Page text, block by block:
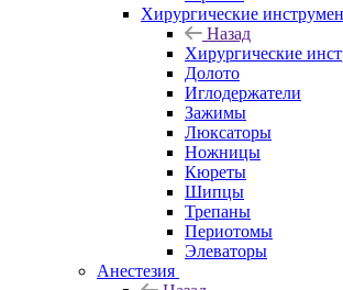
Хирургические
Назад
Хирургические
Долото
Иглодержатели
Зажимы
Люксаторы
Ножницы
Кюреты
Шипцы
Трепаны
Периотомы
Элеваторы
Анестезия